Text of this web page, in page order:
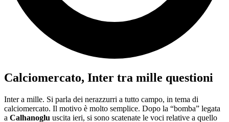
Calciomercato, Inter tra mille questioni
Inter a mille. Si parla dei nerazzurri a tutto campo, in tema di
calciomercato. Il motivo è molto semplice. Dopo la “bomba” legata
a Calhanoglu uscita ieri, si sono scatenate le voci relative a quello